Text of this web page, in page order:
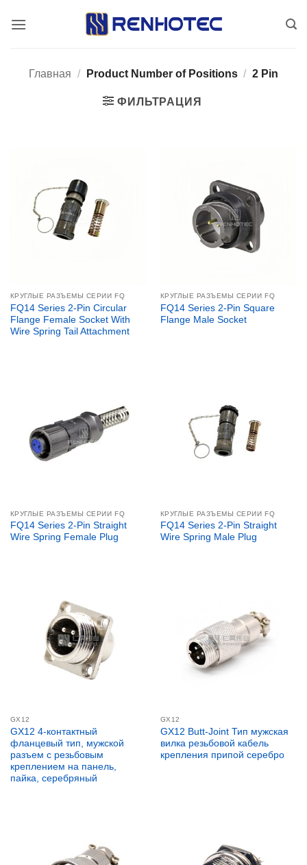
Главная / Product Number of Positions / 2 Pin
ФИЛЬТРАЦИЯ
КРУГЛЫЕ РАЗЪЕМЫ СЕРИИ FQ
FQ14 Series 2-Pin Circular
Flange Female Socket With
Wire Spring Tail Attachment
КРУГЛЫЕ РАЗЪЕМЫ СЕРИИ FQ
FQ14 Series 2-Pin Square
Flange Male Socket
КРУГЛЫЕ РАЗЪЕМЫ СЕРИИ FQ
FQ14 Series 2-Pin Straight
Wire Spring Female Plug
КРУГЛЫЕ РАЗЪЕМЫ СЕРИИ FQ
FQ14 Series 2-Pin Straight
Wire Spring Male Plug
GX12
GX12 4-контактный
фланцевый тип, мужской
разъем с резьбовым
креплением на панель,
пайка, серебряный
GX12
GX12 Butt-Joint Тип мужская
вилка резьбовой кабель
крепления припой серебро